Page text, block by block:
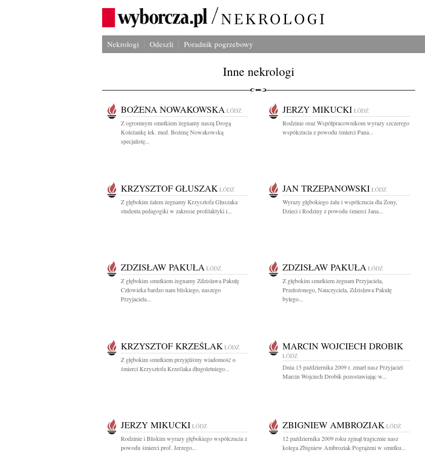
Nekrologi Odeszli Poradnik pogrzebowy
Inne nekrologi
BOŻENA NOWAKOWSKA ŁÓDŹ
Z ogromnym smutkiem żegnamy naszą Drogą
Koleżankę lek. med. Bożenę Nowakowską
specjalistę...
JERZY MIKUCKI ŁÓDŹ
Rodzinie oraz Współpracownikom wyrazy szczerego
współczucia z powodu śmierci Pana...
KRZYSZTOF GŁUSZAK ŁÓDŹ
Z głębokim żalem żegnamy Krzysztofa Głuszaka
studenta pedagogiki w zakresie profilaktyki i...
JAN TRZEPANOWSKI ŁÓDŹ
Wyrazy głębokiego żalu i współczucia dla Żony,
Dzieci i Rodziny z powodu śmierci Jana...
ZDZISŁAW PAKUŁA ŁÓDŹ
Z głębokim smutkiem żegnamy Zdzisława Pakułę
Człowieka bardzo nam bliskiego, naszego
Przyjaciela...
ZDZISŁAW PAKUŁA ŁÓDŹ
Z głębokim smutkiem żegnam Przyjaciela,
Przełożonego, Nauczyciela, Zdzisława Pakułę
byłego...
KRZYSZTOF KRZEŚLAK ŁÓDŹ
Z głębokim smutkiem przyjęliśmy wiadomość o
śmierci Krzysztofa Krześlaka długoletniego...
MARCIN WOJCIECH DROBIK
ŁÓDŹ
Dnia 15 października 2009 r. zmarł nasz Przyjaciel
Marcin Wojciech Drobik pozostawiając w...
JERZY MIKUCKI ŁÓDŹ
Rodzinie i Bliskim wyrazy głębokiego współczucia z
powodu śmierci prof. Jerzego...
ZBIGNIEW AMBROZIAK ŁÓDŹ
12 października 2009 roku zginął tragicznie nasz
kolega Zbigniew Ambroziak Pogrążeni w smutku...